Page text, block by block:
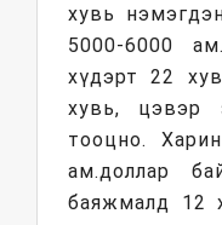
хувь
5000-6000
хүдэрт 22
хувь, цэвэр
тооцно.
ам.доллар
баяжмалд 12